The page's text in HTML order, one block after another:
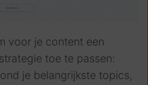
voor je content een
toe te passen:
je belangrijkste topics,